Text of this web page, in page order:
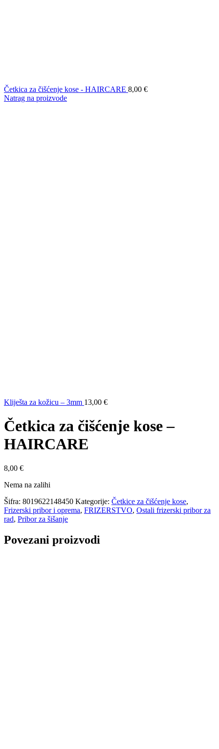
Četkica za čišćenje kose - HAIRCARE 8,00 €
Natrag na proizvode
Kliješta za kožicu – 3mm 13,00 €
Četkica za čišćenje kose –
HAIRCARE
8,00 €
Nema na zalihi
Šifra: 8019622148450 Kategorije: Četkice za čišćenje kose,
Frizerski pribor i oprema, FRIZERSTVO, Ostali frizerski pribor za
rad, Pribor za šišanje
Povezani proizvodi